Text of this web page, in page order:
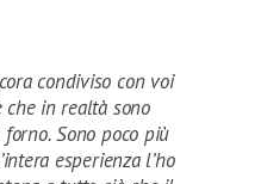
condiviso con voi
che in realtà sono
Sono poco più
esperienza l’ho